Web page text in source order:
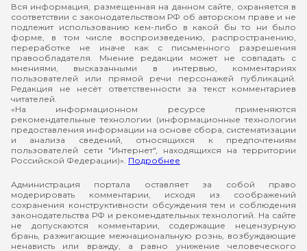
Вся информация, размещенная на данном сайте, охраняется в
соответствии с законодательством РФ об авторском праве и не
подлежит использованию кем-либо в какой бы то ни было
форме, в том числе воспроизведению, распространению,
переработке не иначе как с письменного разрешения
правообладателя. Мнение редакции может не совпадать с
мнениями, высказанными в интервью, комментариях
пользователей или прямой речи персонажей публикаций.
Редакция не несёт ответственности за текст комментариев
читателей.
«На информационном ресурсе применяются
рекомендательные технологии (информационные технологии
предоставления информации на основе сбора, систематизации
и анализа сведений, относящихся к предпочтениям
пользователей сети "Интернет", находящихся на территории
Российской Федерации)». Подробнее
Администрация портала оставляет за собой право
модерировать комментарии, исходя из соображений
сохранения конструктивности обсуждения тем и соблюдения
законодательства РФ и рекомендательных технологий. На сайте
не допускаются комментарии, содержащие нецензурную
брань, разжигающие межнациональную рознь, возбуждающие
ненависть или вражду, а равно унижение человеческого